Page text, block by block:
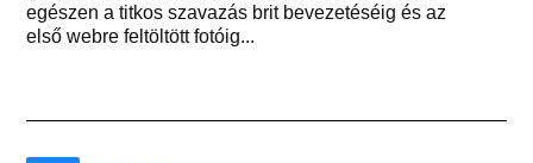
egészen a titkos szavazás brit bevezetéséig és az
első webre feltöltött fotóig...